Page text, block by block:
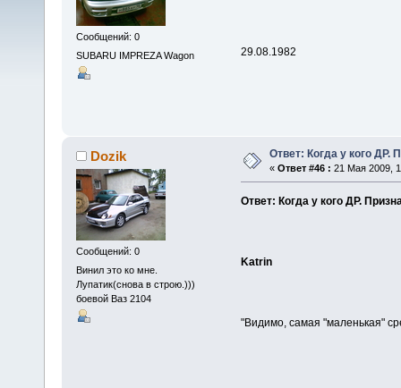
Сообщений: 0
SUBARU IMPREZA Wagon
29.08.1982
Dozik
Сообщений: 0
Винил это ко мне.
Лупатик(снова в строю.)))
боевой Ваз 2104
Ответ: Когда у кого ДР.
« Ответ #46 : 21 Мая 2009,
Ответ: Когда у кого ДР.
Katrin
"Видимо, самая "маленькая"